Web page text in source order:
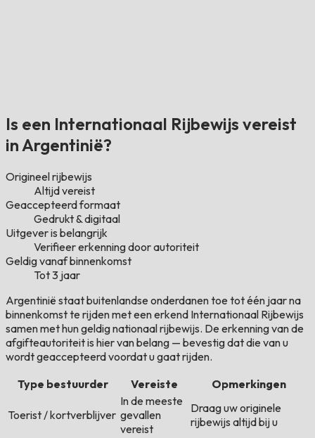
Is een Internationaal Rijbewijs vereist
in Argentinië?
Origineel rijbewijs
Altijd vereist
Geaccepteerd formaat
Gedrukt & digitaal
Uitgever is belangrijk
Verifieer erkenning door autoriteit
Geldig vanaf binnenkomst
Tot 3 jaar
Argentinië staat buitenlandse onderdanen toe tot één jaar na
binnenkomst te rijden met een erkend Internationaal Rijbewijs
samen met hun geldig nationaal rijbewijs. De erkenning van de
afgifteautoriteit is hier van belang — bevestig dat die van u
wordt geaccepteerd voordat u gaat rijden.
Type bestuurder
Vereiste Opmerkingen
Toerist / kortverblijver
In de meeste
gevallen
vereist
Draag uw originele
rijbewijs altijd bij u